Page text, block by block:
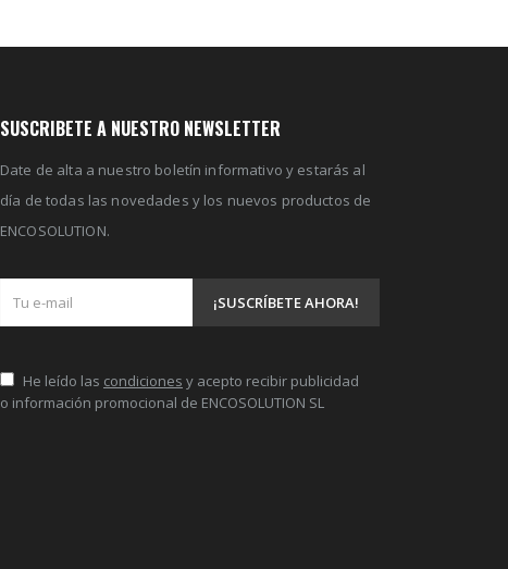
SUSCRIBETE A NUESTRO NEWSLETTER
Date de alta a nuestro boletín informativo y estarás al
día de todas las novedades y los nuevos productos de
ENCOSOLUTION.
He leído las condiciones y acepto recibir publicidad
o información promocional de ENCOSOLUTION SL